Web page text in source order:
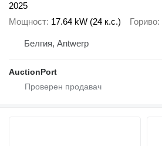
2025
Мощност 17.64 kW (24 к.с.) Гориво
Белгия, Antwerp
AuctionPort